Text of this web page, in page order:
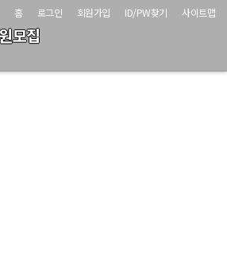
모집
홈 로그인 회원가입 ID/PW찾기 사이트맵